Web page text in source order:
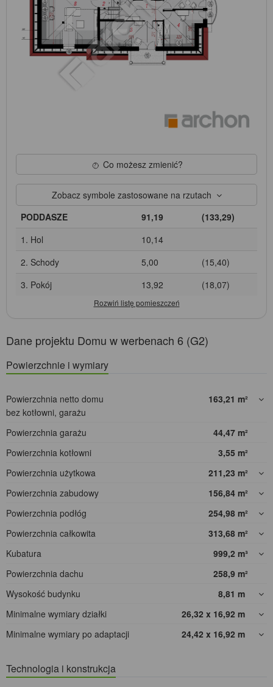
Co możesz zmienić?
Zobacz symbole zastosowane na rzutach
PODDASZE
91,19
(133,29)
1. Hol
10,14
2. Schody
5,00
(15,40)
3. Pokój
13,92 (18,07)
Dane projektu Domu w werbenach 6 (G2)
Powierzchnie i wymiary
Powierzchnia netto domu
bez kotłowni, garażu
163,21 m²
Powierzchnia garażu 44,47 m²
Powierzchnia kotłowni
3,55 m²
Powierzchnia użytkowa
211,23 m²
Powierzchnia zabudowy
156,84 m²
Powierzchnia podłóg
254,98 m²
Powierzchnia całkowita
313,68 m²
Kubatura
999,2 m³
Powierzchnia dachu
258,9 m²
Wysokość budynku
8,81 m
Minimalne wymiary działki
26,32 x 16,92 m
Minimalne wymiary po adaptacji
24,42 x 16,92 m
Technologia i konstrukcja